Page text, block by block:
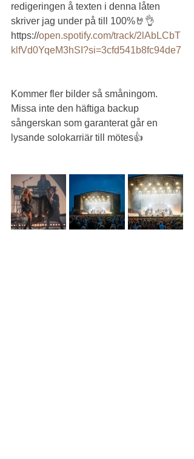
redigeringen å texten i denna låten
skriver jag under på till 100%🤘👌
https://open.spotify.com/track/2lAbLCbT
klfVd0YqeM3hSI?si=3cfd541b8fc94de7
Kommer fler bilder så småningom.
Missa inte den häftiga backup
sångerskan som garanterat går en
lysande solokarriär till mötes👍